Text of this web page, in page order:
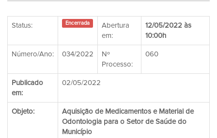
Status: Encerrada
Abertura
em:
12/05/2022 às
10:00h
Número/Ano: 034/2022
Nº
Processo:
060
Publicado
em:
02/05/2022
Objeto:
Aquisição de Medicamentos e Material de
Odontologia para o Setor de Saúde do
Município